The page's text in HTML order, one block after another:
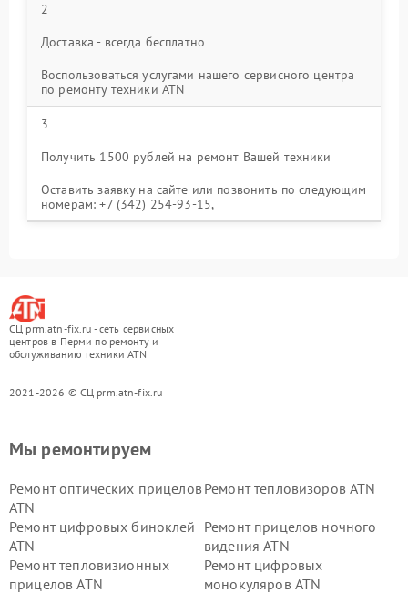
2
Доставка - всегда бесплатно
Воспользоваться услугами нашего сервисного центра
по ремонту техники ATN
3
Получить 1500 рублей на ремонт Вашей техники
Оставить заявку на сайте или позвонить по следующим
номерам: +7 (342) 254-93-15,
СЦ prm.atn-fix.ru - сеть сервисных
центров в Перми по ремонту и
обслуживанию техники ATN
2021-2026 © СЦ prm.atn-fix.ru
Мы ремонтируем
Ремонт оптических прицелов
ATN
Ремонт тепловизоров ATN
Ремонт цифровых биноклей
ATN
Ремонт прицелов ночного
видения ATN
Ремонт тепловизионных
прицелов ATN
Ремонт цифровых
монокуляров ATN